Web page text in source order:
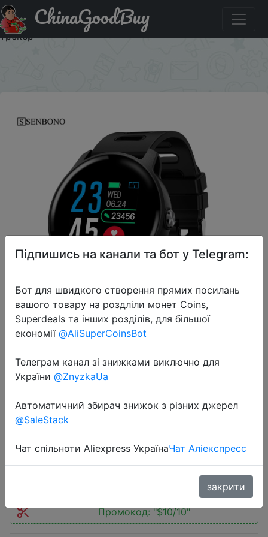
Паридбати з промокодом $10/10 SENBONO Для мужчин
Смарт-часы S08 IP68 Водонепроницаемый Фитнес
трекер
ChinaGoodBuy
SENBONO Для мужчин Смарт-
часы S08 IP68
Водонепроницаемый Фитнес
трекер
$10.43
Промокод:"$10/10"
Підпишись на канали та бот у Telegram:
Бот для швидкого створення прямих посилань
вашого товару на роздліли монет Coins,
Superdeals та інших розділів, для більшої
економії @AliSuperCoinsBot
Телеграм канал зі знижками виключно для
України @ZnyzkaUa
Автоматичний збирач знижок з різних джерел
@SaleStack
Чат спільноти Aliexpress УкраїнаЧат Аліекспресс
закрити